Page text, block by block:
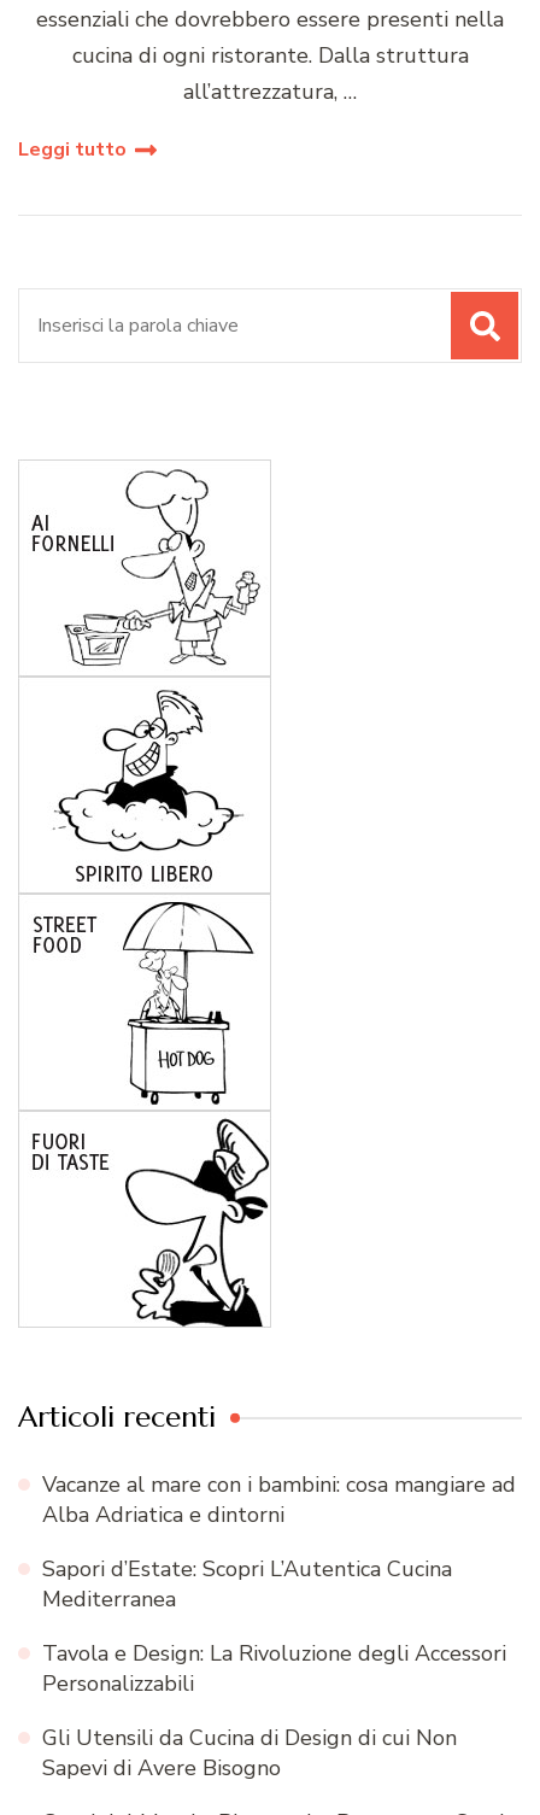
essenziali che dovrebbero essere presenti nella
cucina di ogni ristorante. Dalla struttura
all’attrezzatura, …
Leggi tutto
Articoli recenti
Vacanze al mare con i bambini: cosa mangiare ad
Alba Adriatica e dintorni
Sapori d’Estate: Scopri L’Autentica Cucina
Mediterranea
Tavola e Design: La Rivoluzione degli Accessori
Personalizzabili
Gli Utensili da Cucina di Design di cui Non
Sapevi di Avere Bisogno